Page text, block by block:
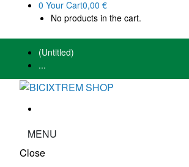
0 Your Cart0,00 €
No products in the cart.
(Untitled)
...
MENU
Close